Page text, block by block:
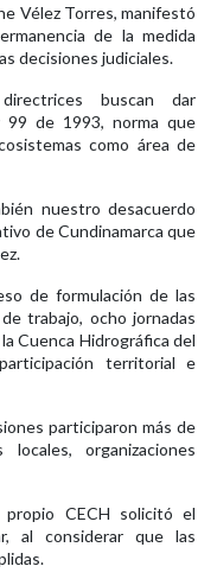
Vélez Torres, manifestó
de la medida
decisiones judiciales.
buscan dar
de 1993, norma que
como área de
nuestro desacuerdo
de Cundinamarca que
de formulación de las
trabajo, ocho jornadas
Cuenca Hidrográfica del
territorial e
participaron más de
organizaciones
CECH solicitó el
al considerar que las